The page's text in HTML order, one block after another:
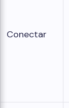
Conectar